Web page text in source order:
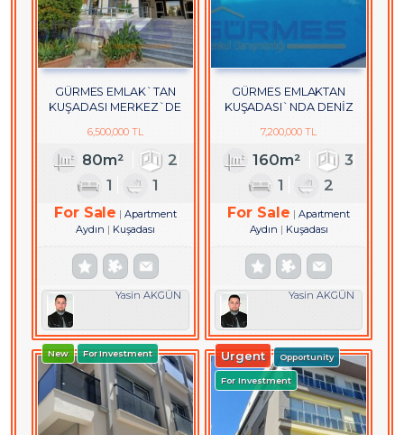
GÜRMES EMLAK`TAN
KUŞADASI MERKEZ`DE
6,500,000 TL
80m²
2
1
1
For Sale
Apartment
Aydın
Kuşadası
Yasin AKGÜN
GÜRMES EMLAKTAN
KUŞADASI`NDA DENİZ
DUBLEKS DAİRE
7,200,000 TL
160m²
3
1
2
For Sale
Apartment
Aydın
Kuşadası
Yasin AKGÜN
New For Investment Urgent Opportunity
For Investment